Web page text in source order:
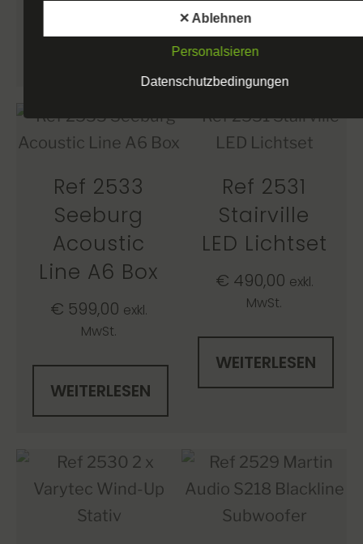
WEITERLESEN
Ref 2533
Seeburg
Acoustic
Line A6 Box
€ 599,00 exkl.
MwSt.
WEITERLESEN
Ref 2531
Stairville
LED Lichtset
€ 490,00 exkl.
MwSt.
WEITERLESEN
✕ Ablehnen
Personalsieren
Datenschutzbedingungen